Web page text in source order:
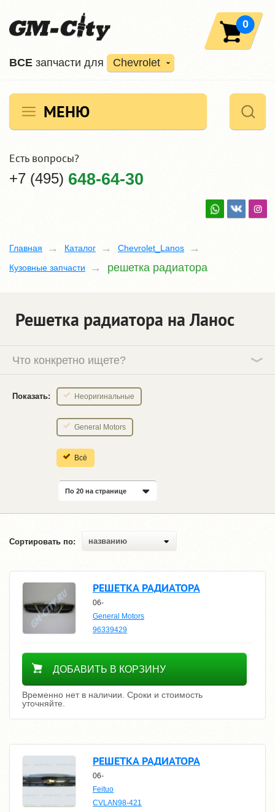
ВCE запчасти для Chevrolet
0
МЕНЮ
Есть вопросы?
+7 (495) 648-64-30
Главная Каталог
Chevrolet_Lanos
Кузовные запчасти
решетка радиатора
Решетка радиатора на Ланос
Что конкретно ищете?
Показать: Неоригинальные
General Motors
Всё
По 20 на странице
Сортировать по: названию
РЕШЕТКА РАДИАТОРА
06-
General Motors
96339429
Уточнить цену
ДОБАВИТЬ В КОРЗИНУ
Временно нет в наличии. Сроки и стоимость
уточняйте.
РЕШЕТКА РАДИАТОРА
06-
Feituo
CVLAN98-421